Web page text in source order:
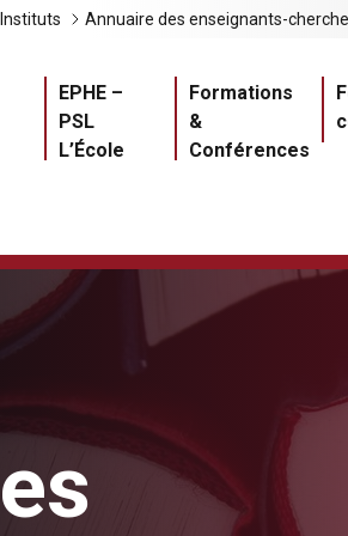
EPHE –
PSL
L’École
Formations
&
Conférences
Liens gris
Instituts Annuaire des enseignants-
Master